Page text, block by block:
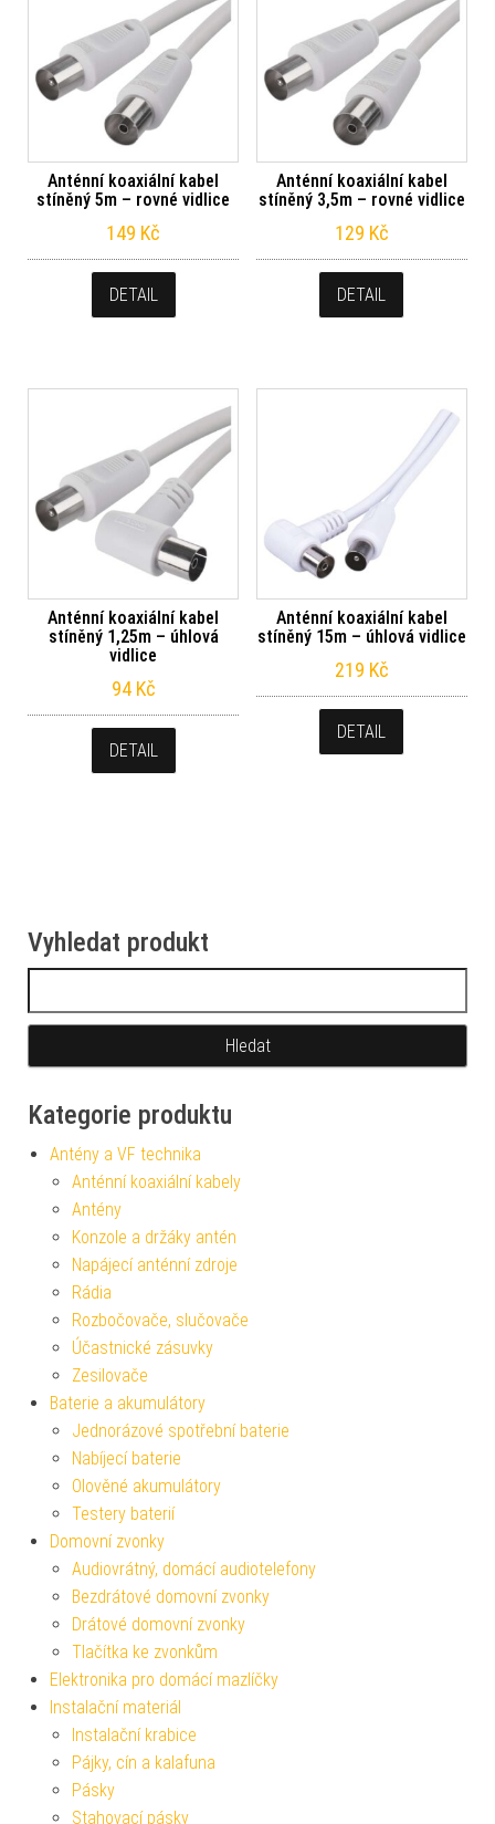
Anténní koaxiální kabel
stíněný 5m – rovné vidlice
149 Kč
DETAIL
Anténní koaxiální kabel
stíněný 3,5m – rovné vidlice
129 Kč
DETAIL
Anténní koaxiální kabel
stíněný 1,25m – úhlová
vidlice
94 Kč
DETAIL
Anténní koaxiální kabel
stíněný 15m – úhlová vidlice
219 Kč
DETAIL
Vyhledat produkt
Kategorie produktu
Antény a VF technika
Anténní koaxiální kabely
Antény
Konzole a držáky antén
Napájecí anténní zdroje
Rádia
Rozbočovače, slučovače
Účastnické zásuvky
Zesilovače
Baterie a akumulátory
Jednorázové spotřební baterie
Nabíjecí baterie
Olověné akumulátory
Testery baterií
Domovní zvonky
Audiovrátný, domácí audiotelefony
Bezdrátové domovní zvonky
Drátové domovní zvonky
Tlačítka ke zvonkům
Elektronika pro domácí mazlíčky
Instalační materiál
Instalační krabice
Pájky, cín a kalafuna
Pásky
Stahovací pásky